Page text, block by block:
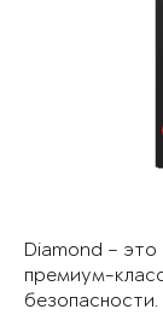
Diamond –
премиум-